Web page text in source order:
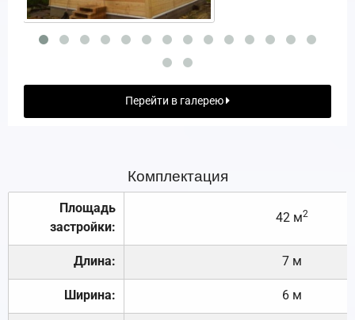
Перейти в галерею
Комплектация
Площадь
застройки:
42 м2
Длина: 7 м
Ширина: 6 м